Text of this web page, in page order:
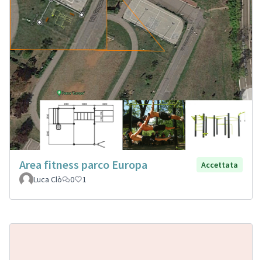
Area fitness parco Europa
Accettata
Luca Clò
0 1